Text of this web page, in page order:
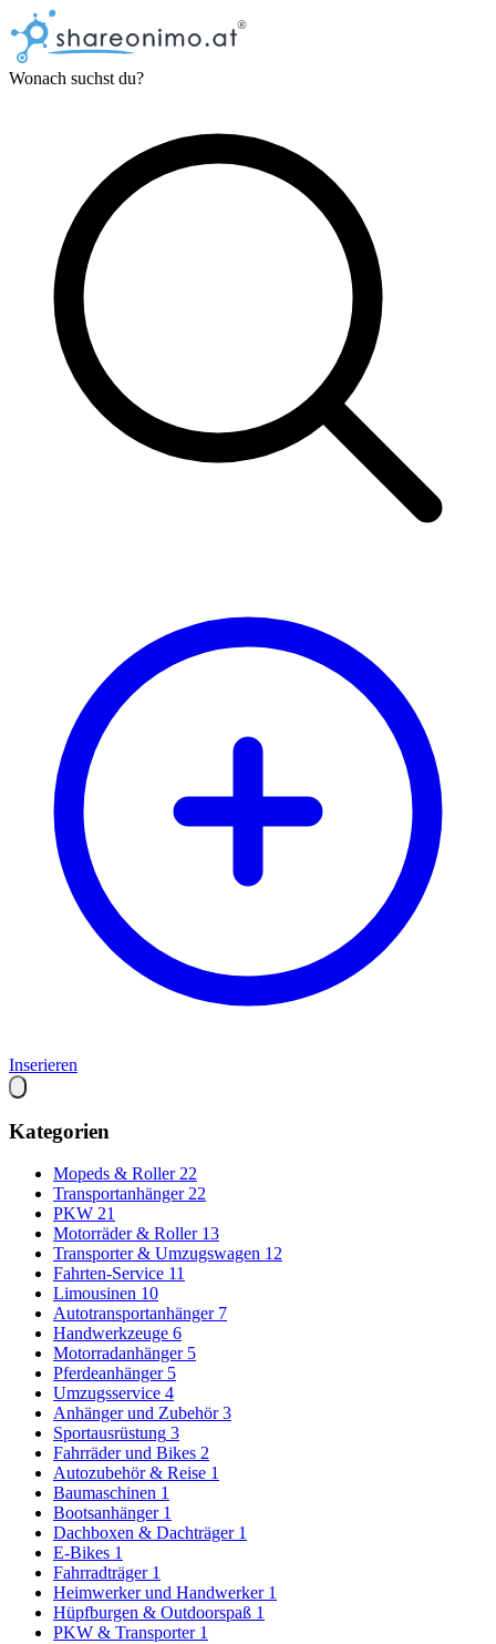
Wonach suchst du?
Inserieren
Kategorien
Mopeds & Roller 22
Transportanhänger 22
PKW 21
Motorräder & Roller 13
Transporter & Umzugswagen 12
Fahrten-Service 11
Limousinen 10
Autotransportanhänger 7
Handwerkzeuge 6
Motorradanhänger 5
Pferdeanhänger 5
Umzugsservice 4
Anhänger und Zubehör 3
Sportausrüstung 3
Fahrräder und Bikes 2
Autozubehör & Reise 1
Baumaschinen 1
Bootsanhänger 1
Dachboxen & Dachträger 1
E-Bikes 1
Fahrradträger 1
Heimwerker und Handwerker 1
Hüpfburgen & Outdoorspaß 1
PKW & Transporter 1